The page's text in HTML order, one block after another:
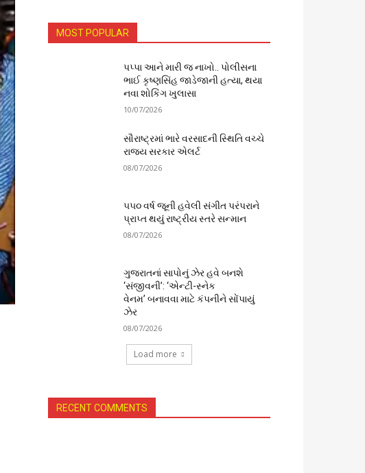
MOST POPULAR
પપ્પા આને મારી જ નાખો.. પોલીસના
ભાઈ કૃષ્ણસિંહ જાડેજાની હત્યા, થયા
નવા શોકિંગ ખુલાસા
10/07/2026
સૌરાષ્ટ્રમાં ભારે વરસાદની સ્થિતિ વચ્ચે
રાજ્ય સરકાર એલર્ટ
08/07/2026
૫૫૦ વર્ષ જૂની હવેલી સંગીત પરંપરાને
પ્રાપ્ત થયું રાષ્ટ્રીય સ્તરે સન્માન
08/07/2026
ગુજરાતનાં સાપોનું ઝેર હવે બનશે
‘સંજીવની’: ‘એન્ટી-સ્નેક
વેનમ’ બનાવવા માટે કંપનીને સોંપાયું
ઝેર
08/07/2026
Load more
RECENT COMMENTS